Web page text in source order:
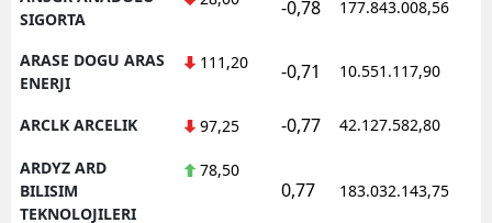
SIGORTA
-0,78 177.843.008,56
ARASE DOGU ARAS
ENERJI
111,20 -0,71 10.551.117,90
ARCLK ARCELIK 97,25 -0,77 42.127.582,80
ARDYZ ARD
BILISIM
TEKNOLOJILERI
78,50
0,77 183.032.143,75